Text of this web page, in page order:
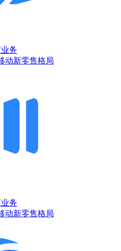
务
动新零售格局
务
动新零售格局